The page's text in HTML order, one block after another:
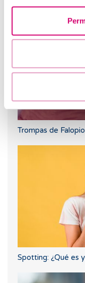
Trompas de
Spotting: ¿Qué es